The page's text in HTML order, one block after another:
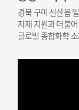
경북 구미 선산읍
자재 지원과 더불
글로벌 종합화학
성공적으로 마쳤